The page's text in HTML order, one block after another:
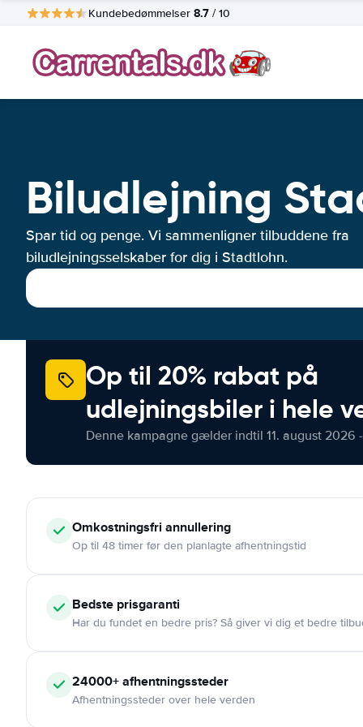
Kundebedømmelser 8.7 / 10
Biludlejning
Spar tid og penge. Vi sammenligner tilbuddene fra
biludlejningsselskaber for dig i Stadtlohn.
Op til 20% rabat på
udlejningsbiler i hele
Denne kampagne gælder indtil 11. august 2026
Omkostningsfri annullering
Op til 48 timer før den planlagte afhentningstid
Bedste prisgaranti
Har du fundet en bedre pris? Så giver vi dig et bedre
24000+afhentningssteder
Afhentningssteder over hele verden